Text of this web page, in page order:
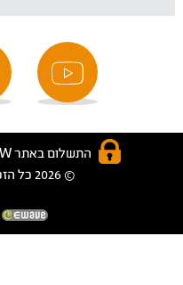
התשלום באתר WOW מאובטח בטכנולוגית SSL
© 2026 כל הזכויות שמורות